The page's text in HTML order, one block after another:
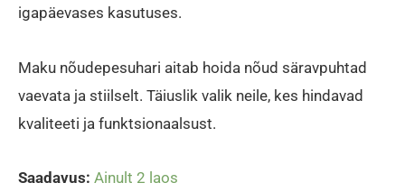
igapäevases kasutuses.
Maku nõudepesuhari aitab hoida nõud säravpuhtad
vaevata ja stiilselt. Täiuslik valik neile, kes hindavad
kvaliteeti ja funktsionaalsust.
Saadavus: Ainult 2 laos